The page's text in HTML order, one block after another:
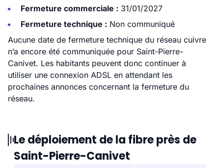
Fermeture commerciale : 31/01/2027
Fermeture technique : Non communiqué
Aucune date de fermeture technique du réseau cuivre
n’a encore été communiquée pour Saint-Pierre-
Canivet. Les habitants peuvent donc continuer à
utiliser une connexion ADSL en attendant les
prochaines annonces concernant la fermeture du
réseau.
Le déploiement de la fibre près de
Saint-Pierre-Canivet